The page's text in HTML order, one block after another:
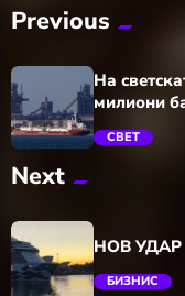
Previous
На
милиони
СВЕТ
Next
НОВ
БИЗНИС